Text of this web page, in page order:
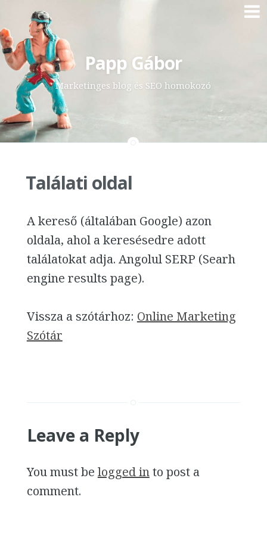
Skip
to
content
Papp Gábor
Marketinges blog és SEO homokozó
Találati oldal
A kereső (általában Google) azon
oldala, ahol a keresésedre adott
találatokat adja. Angolul SERP (Searh
engine results page).
Vissza a szótárhoz: Online Marketing
Szótár
Leave a Reply
You must be logged into post a
comment.